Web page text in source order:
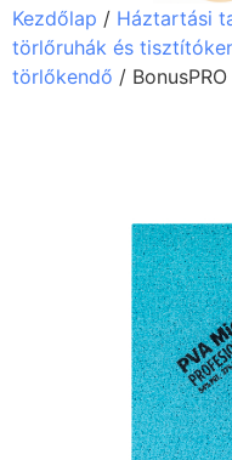
Kezdőlap / Háztartási
törlőruhák és
törlőkendő /